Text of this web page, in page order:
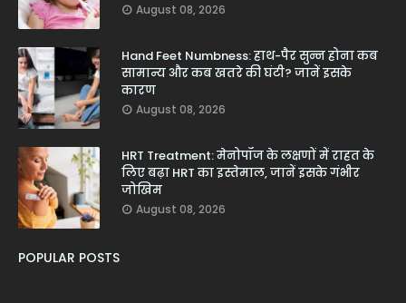
August 08, 2026
Hand Feet Numbness: हाथ-पैर सुन्न होना कब
सामान्य और कब खतरे की घंटी? जानें इसके
कारण
August 08, 2026
HRT Treatment: मेनोपॉज के लक्षणों में राहत के
लिए बढ़ा HRT का इस्तेमाल, जानें इसके गंभीर
जोखिम
August 08, 2026
POPULAR POSTS